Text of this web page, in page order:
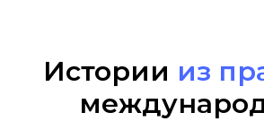
Истории из